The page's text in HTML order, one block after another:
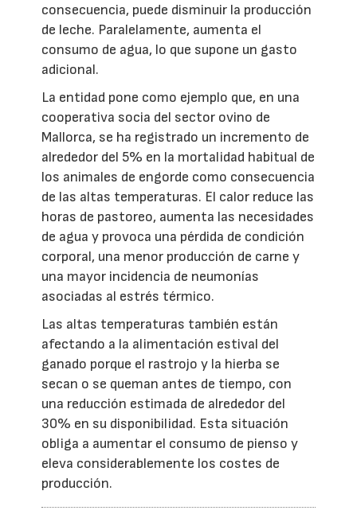
consecuencia, puede disminuir la producción
de leche. Paralelamente, aumenta el
consumo de agua, lo que supone un gasto
adicional.
La entidad pone como ejemplo que, en una
cooperativa socia del sector ovino de
Mallorca, se ha registrado un incremento de
alrededor del 5% en la mortalidad habitual de
los animales de engorde como consecuencia
de las altas temperaturas. El calor reduce las
horas de pastoreo, aumenta las necesidades
de agua y provoca una pérdida de condición
corporal, una menor producción de carne y
una mayor incidencia de neumonías
asociadas al estrés térmico.
Las altas temperaturas también están
afectando a la alimentación estival del
ganado porque el rastrojo y la hierba se
secan o se queman antes de tiempo, con
una reducción estimada de alrededor del
30% en su disponibilidad. Esta situación
obliga a aumentar el consumo de pienso y
eleva considerablemente los costes de
producción.